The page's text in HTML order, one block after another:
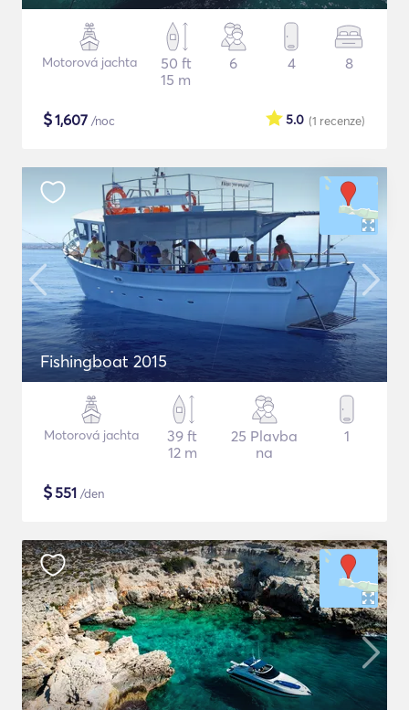
Motorová jachta
50 ft
15 m
6 4 8
$1,607 /noc (1 recenze)
5.0
Fishingboat 2015
Motorová jachta
39 ft
12 m
25 Plavba
na
1
$551 /den